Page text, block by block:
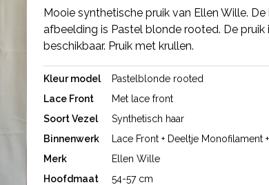
Mooie synthetische pruik van Ellen Wille.
afbeelding is Pastel blonde rooted. De pruik
beschikbaar. Pruik met krullen.
Kleur model
Pastelblonde rooted
Lace Front
Met lace front
Soort Vezel
Synthetisch haar
Binnenwerk
Lace Front + Deeltje Monofilament
Merk
Ellen Wille
Hoofdmaat
54-57 cm